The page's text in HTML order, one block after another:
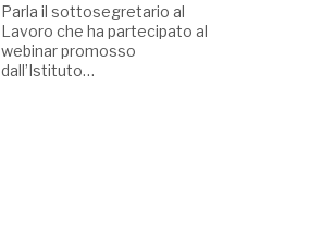
Parla il sottosegretario al
Lavoro che ha partecipato al
webinar promosso
dall’Istituto…